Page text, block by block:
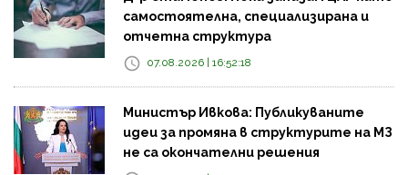
самостоятелна, специализирана и
отчетна структура
07.08.2026 | 16:52:18
Министър Ивкова: Публикуваните
идеи за промяна в структурите на МЗ
не са окончателни решения